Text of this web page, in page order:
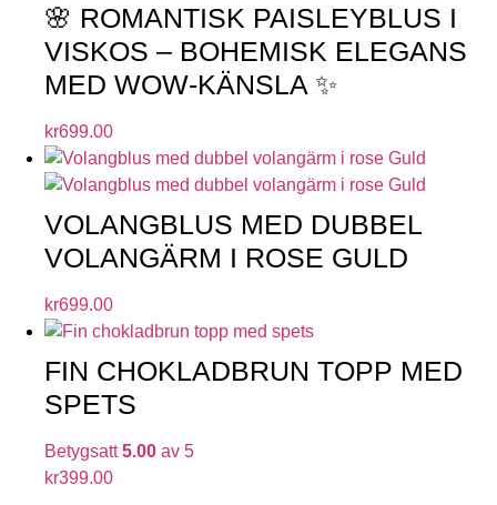
🌸 ROMANTISK PAISLEYBLUS I
VISKOS – BOHEMISK ELEGANS
MED WOW-KÄNSLA ✨
kr699.00
VOLANGBLUS MED DUBBEL
VOLANGÄRM I ROSE GULD
kr699.00
FIN CHOKLADBRUN TOPP MED
SPETS
Betygsatt5.00 av 5
kr399.00